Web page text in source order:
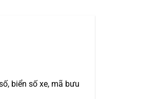
biển số xe, mã bưu